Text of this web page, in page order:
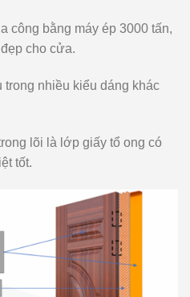
công bằng máy ép 3000 tấn,
đẹp cho cửa.
trong nhiều kiểu dáng khác
lõi là lớp giấy tổ ong có
tốt.